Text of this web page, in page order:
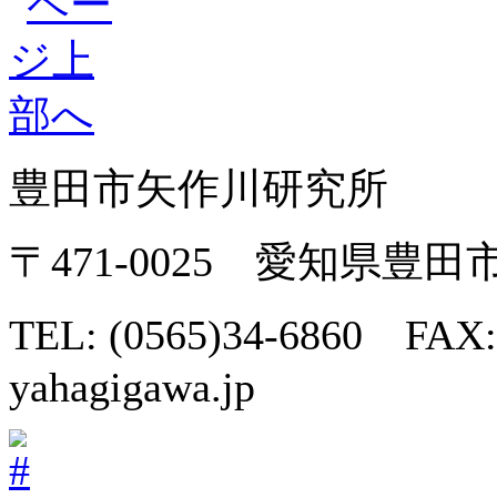
豊田市矢作川研究所
〒471-0025 愛知県豊田
TEL: (0565)34-6860
yahagigawa.jp